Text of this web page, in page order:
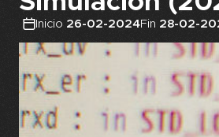
Inicio 26-02-2024Fin 28-02-